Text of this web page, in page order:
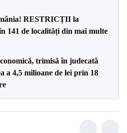
RESTRICȚII la
141 de localități din mai multe
trimisă în judecată
a 4,5 milioane de lei prin 18